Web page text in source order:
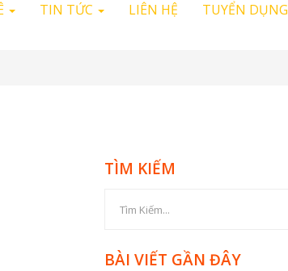
TIN TỨC LIÊN HỆ TUYỂN DỤNG
TÌM KIẾM
BÀI VIẾT GẦN ĐÂY